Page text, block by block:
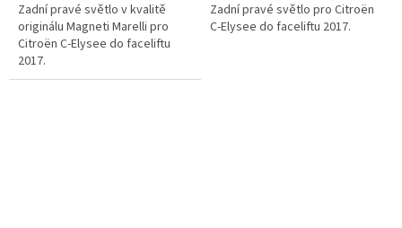
Zadní pravé světlo v kvalitě
originálu Magneti Marelli pro
Citroën C-Elysee do faceliftu
2017.
Zadní pravé světlo pro Citroën
C-Elysee do faceliftu 2017.